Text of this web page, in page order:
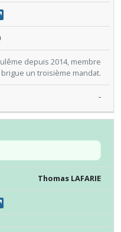
depuis 2014, membre
un troisième mandat.
-
Thomas LAFARIE